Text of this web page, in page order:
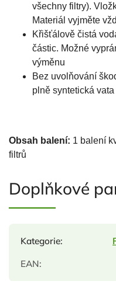
všechny filtry).
Materiál vyjměte
Křišťálově čistá
částic. Možné
výměnu
Bez uvolňování
plně syntetická
Obsah balení: 1 balení
filtrů
Doplňkové
Kategorie:
EAN: